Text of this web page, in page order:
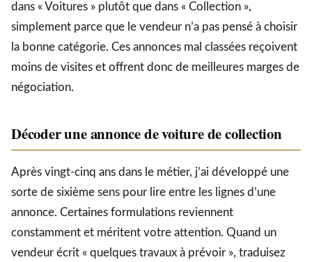
dans « Voitures » plutôt que dans « Collection »,
simplement parce que le vendeur n’a pas pensé à choisir
la bonne catégorie. Ces annonces mal classées reçoivent
moins de visites et offrent donc de meilleures marges de
négociation.
Décoder une annonce de voiture de collection
Après vingt-cinq ans dans le métier, j’ai développé une
sorte de sixième sens pour lire entre les lignes d’une
annonce. Certaines formulations reviennent
constamment et méritent votre attention. Quand un
vendeur écrit « quelques travaux à prévoir », traduisez